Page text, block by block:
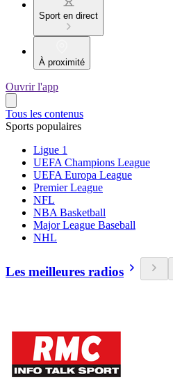
Sport en direct
À proximité
Ouvrir l'app
Tous les contenus
Sports populaires
Ligue 1
UEFA Champions League
UEFA Europa League
Premier League
NFL
NBA Basketball
Major League Baseball
NHL
Les meilleures radios